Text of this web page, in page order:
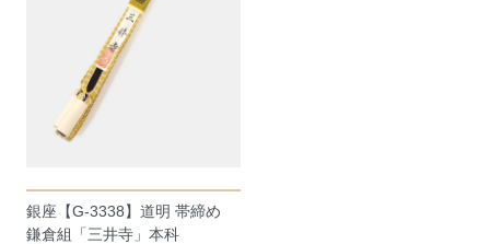
銀座【G-3338】道明 帯締め
鎌倉組「三井寺」本科